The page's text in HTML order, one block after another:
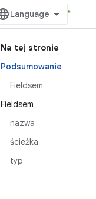
Na tej stronie
Podsumowanie
Fieldsem
Fieldsem
nazwa
ścieżka
typ